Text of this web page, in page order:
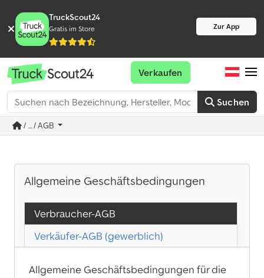
TruckScout24
Gratis im Store Zur App
Suchen
Verkaufen
/ ... / AGB
Allgemeine Geschäftsbedingungen
Verbraucher-AGB
Verkäufer-AGB (gewerblich)
Allgemeine Geschäftsbedingungen für die